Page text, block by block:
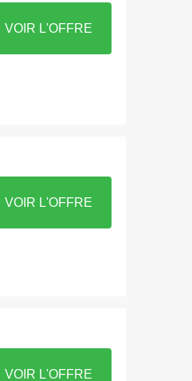
VOIR L'OFFRE
VOIR L'OFFRE
VOIR L'OFFRE